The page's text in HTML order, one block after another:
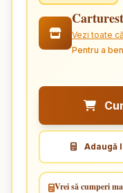
Vezi toate
Pentru a
Adaugă
Vrei să cumperi